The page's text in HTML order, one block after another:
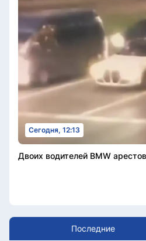
Сегодня, 12:13
Двоих водителей BMW
Последние